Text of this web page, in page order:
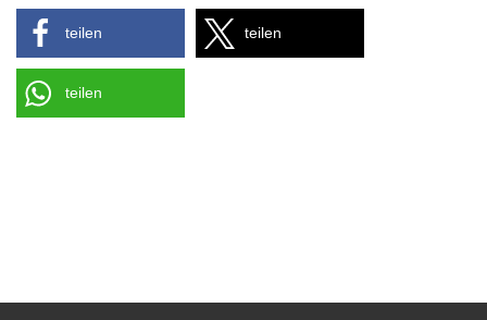
teilen teilen
teilen